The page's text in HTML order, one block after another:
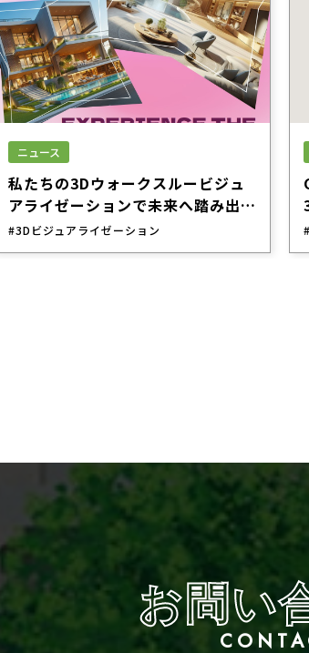
ニュース
私たちの3Dウォークスルービジュ
アライゼーションで未来へ踏み出そ
う！
#3Dビジュアライゼーション
お問い